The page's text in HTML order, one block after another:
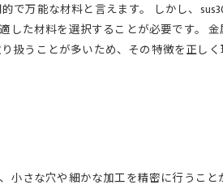
万能な材料と言えます。 しかし、
た材料を選択することが必要です。
扱うことが多いため、その特徴を正し
さな穴や細かな加工を精密に行うこ